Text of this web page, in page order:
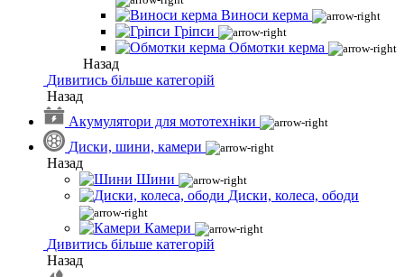
Виноси керма
Гріпси
Обмотки керма
Назад
Дивитись більше категорій
Назад
Акумулятори для мототехніки
Диски, шини, камери
Назад
Шини
Диски, колеса, ободи
Камери
Дивитись більше категорій
Назад